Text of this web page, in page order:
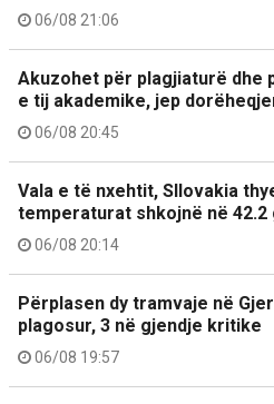
06/08 21:06
Akuzohet për plagjiaturë dhe
e tij akademike, jep
06/08 20:45
Vala e të nxehtit, Sllovakia
temperaturat shkojnë në 42.2
06/08 20:14
Përplasen dy tramvaje në
plagosur, 3 në gjendje kritike
06/08 19:57